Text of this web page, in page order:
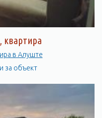
в Алуште
за объект